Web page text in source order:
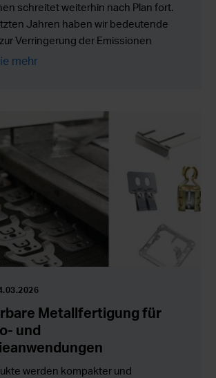
schreitet weiterhin nach Plan fort.
Jahren haben wir bedeutende
Verringerung der Emissionen
Tätigkeit unternommen und
mehr
Metallfertigung für
und
werden kompakter und